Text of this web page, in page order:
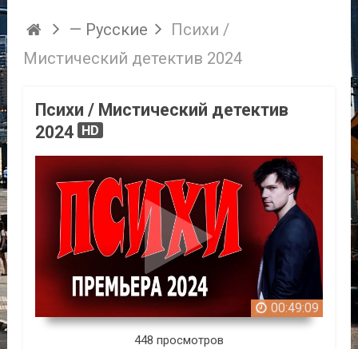
— Русские
Психи /
Мистический детектив 2024
Психи / Мистический детектив
2024 HD
00:49:09
448 просмотров